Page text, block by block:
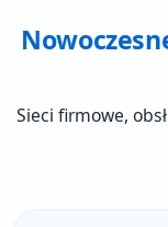
Sieci firmowe,